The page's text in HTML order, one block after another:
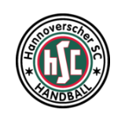
Inhalt
springen